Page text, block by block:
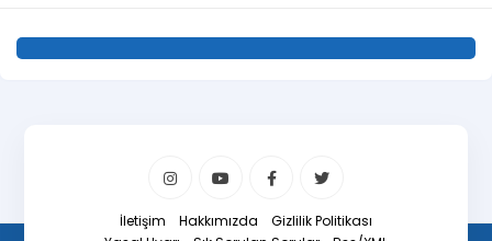
İletişim Hakkımızda
Gizlilik Politikası